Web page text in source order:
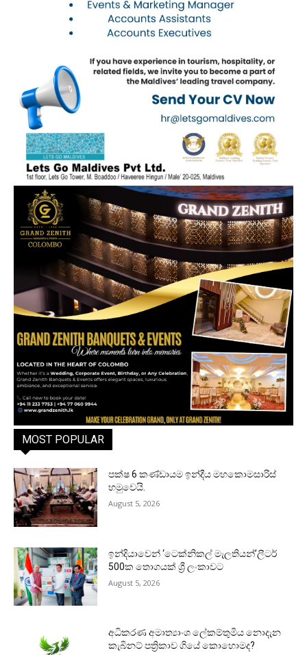
MOST POPULAR
පක්ෂ 6 කණ්ඩායම ඉන්දීය මහකොමසාරිස්
හමුවෙයි.
August 5, 2026
ඉන්දියාවෙන් ‘ටෙක්නිකල් මැලතියන්’ලීටර්
500ක තොගයක් ශ්‍රී ලංකාවට
August 5, 2026
අධිකරණ අමාත්‍යාංශ ලේකම්තුමිය නොදැන
කැබිනට් පත්‍රිකාව ගියේ කොහොමද?